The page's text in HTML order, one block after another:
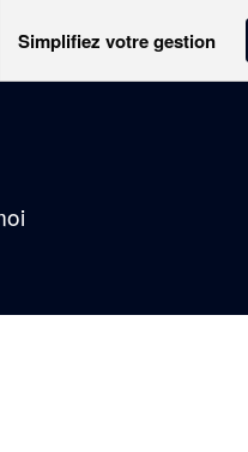
Simplifiez votre gestion